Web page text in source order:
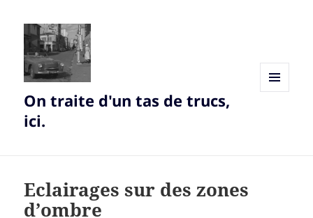
On traite d'un tas de trucs,
ici.
Eclairages sur des zones
d’ombre